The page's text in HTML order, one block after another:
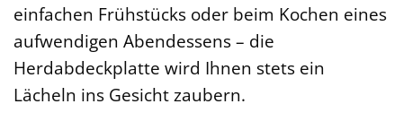
einfachen Frühstücks oder beim Kochen eines
aufwendigen Abendessens – die
Herdabdeckplatte wird Ihnen stets ein
Lächeln ins Gesicht zaubern.